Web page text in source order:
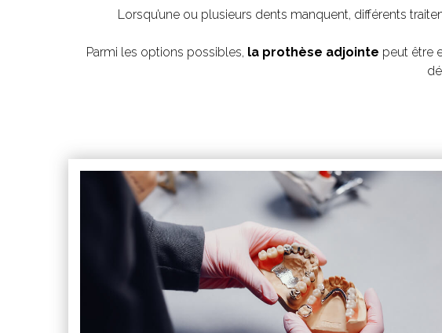
Lorsqu’une ou plusieurs dents manquent, différents
Parmi les options possibles, la prothèse adjointe peut être